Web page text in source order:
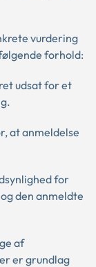
vurdering
forhold:
udsat for et
at anmeldelse
for
den anmeldte
af
er grundlag